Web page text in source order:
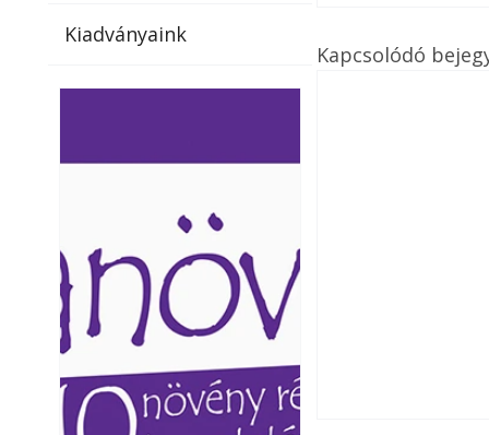
az otthonában, útközben vagy
elérhetők lapszámaink. Bárhol,
nyaralás, pihenés
Kiadványaink
Kapcsolódó